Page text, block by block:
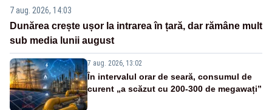
7 aug. 2026, 14:03
Dunărea crește ușor la intrarea în țară, dar rămâne mult
sub media lunii august
7 aug. 2026, 13:02
În intervalul orar de seară, consumul de
curent „a scăzut cu 200-300 de megawați”